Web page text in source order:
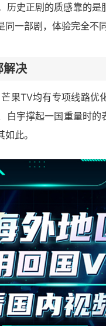
历史正剧的质感靠的
一部剧，体验完全不同
解决
果TV均有专项线路
白宇撑起一国重量时
此。